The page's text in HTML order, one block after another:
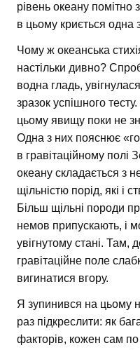
рівень океану
в цьому криється одна
Чому ж океанська
настільки дивно?
водна гладь,
зразок успішного
цьому явищу поки не
Одна з них пояснює
в гравітаційному полі
океану складається з
щільністю порід, які і
Більш щільні породи
немов припускають, і
увігнутому стані.
гравітаційне поле
вигинатися вгору.
Я зупинився на цьому
раз підкреслити: як
факторів, кожен сам по